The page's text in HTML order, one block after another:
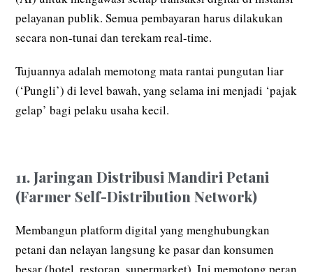
pelayanan publik. Semua pembayaran harus dilakukan
secara non-tunai dan terekam real-time.
Tujuannya adalah memotong mata rantai pungutan liar
(‘Pungli’) di level bawah, yang selama ini menjadi ‘pajak
gelap’ bagi pelaku usaha kecil.
11. Jaringan Distribusi Mandiri Petani
(Farmer Self-Distribution Network)
Membangun platform digital yang menghubungkan
petani dan nelayan langsung ke pasar dan konsumen